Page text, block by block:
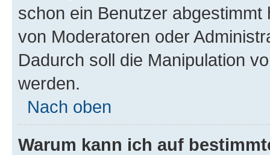
schon ein Benutzer
von Moderatoren oder
Dadurch soll die Manipulation
werden.
Nach oben
Warum kann ich auf